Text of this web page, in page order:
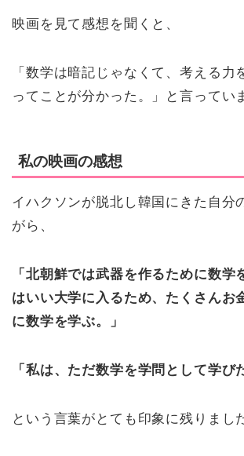
映画を見て感想を聞くと、
「数学は暗記じゃなくて、考える力
ってことが分かった。」と言ってい
私の映画の感想
イハクソンが脱北し韓国にきた自分
がら、
「北朝鮮では武器を作るために数学
はいい大学に入るため、たくさんお
に数学を学ぶ。」
「私は、ただ数学を学問として学び
という言葉がとても印象に残りまし